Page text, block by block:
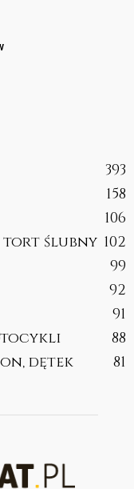
393
158
106
tort ślubny 102
99
92
91
88
dętek
81